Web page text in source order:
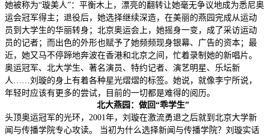
她被称为“璇美人”：平衡木上，漂亮的翻转让她毫无争议地成为悉尼奥
运会冠军得主；退役后，她选择继续深造，在美丽的燕园完成从运动
员到大学生的华丽转身；北京奥运会上，她摇身一变，成了采访运动
员的记者；而出色的外形也赋予了她频频现身银幕、广告的资本；最
近，她又马不停蹄地奔波在香港和北京之间，忙着录制她的新唱片。
奥运冠军、北大学生、著名演员、特约记者、演艺明星、乐坛新
人……刘璇的身上有着各种星光熠熠的标签。她说，就像李宁所说，
年轻时应该有更多的尝试，目前的一切都是难得的阅历。
北大燕园：做回“乖学生”
头顶奥运冠军的光环，2001年，刘璇在激流勇退之后就到北京大学新
闻与传播学院专心攻读。 当初为什么选择新闻与传播学院？刘璇实话